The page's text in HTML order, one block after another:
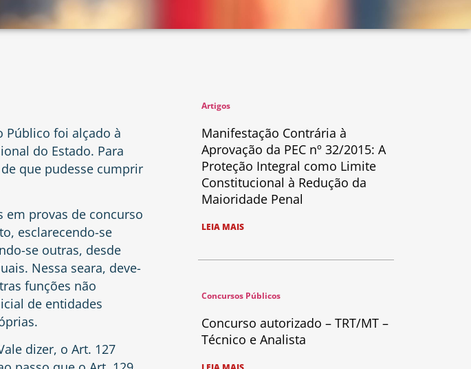
Público foi alçado à
do Estado. Para
que pudesse cumprir
provas de concurso
esclarecendo-se
se outras, desde
Nessa seara, deve-
funções não
de entidades
dizer, o Art. 127
Artigos
Manifestação Contrária à
Aprovação da PEC nº 32/2015: A
Proteção Integral como Limite
Constitucional à Redução da
Maioridade Penal
LEIA MAIS
Concursos Públicos
Concurso autorizado – TRT/MT –
Técnico e Analista